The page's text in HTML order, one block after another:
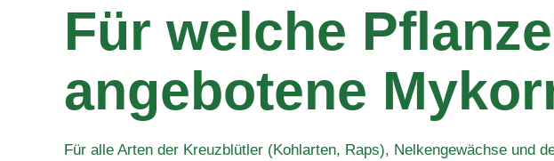
Für welche
angebotene
Für alle Arten der Kreuzblütler (Kohlarten, Raps), Nelkengewächse und